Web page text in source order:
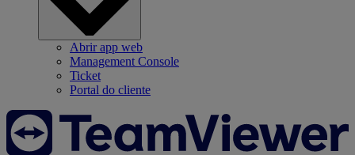
Abrir app web
Management Console
Ticket
Portal do cliente